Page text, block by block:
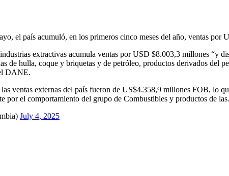
el país acumuló, en los primeros cinco meses del año, ventas
extractivas acumula ventas por USD $8.003,3 millones “y
de hulla, coque y briquetas y de petróleo, productos derivados
DANE.
ventas externas del país fueron de US$4.358,9 millones FOB, lo
por el comportamiento del grupo de Combustibles y productos de
July 4, 2025